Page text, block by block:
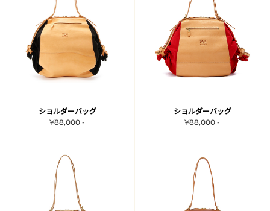
ショルダーバッグ
¥88,000 -
ショルダーバッグ
¥88,000 -